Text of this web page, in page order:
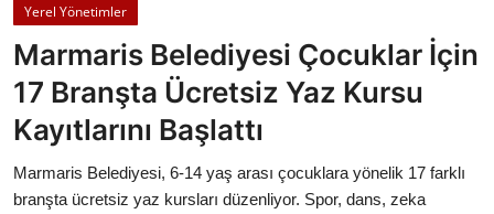
Cumhurbaşkanlığı
Bakanlıklar
Siyasi Partiler
Mülki İdare
Yerel Yönetimler
Marmaris Belediyesi Çocuklar İçin
17 Branşta Ücretsiz Yaz Kursu
Kayıtlarını Başlattı
Marmaris Belediyesi, 6-14 yaş arası çocuklara yönelik 17 farklı
branşta ücretsiz yaz kursları düzenliyor. Spor, dans, zeka